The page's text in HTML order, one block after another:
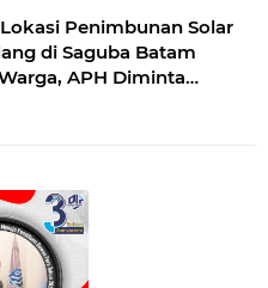
Penimbunan Solar
di Saguba Batam
APH Diminta